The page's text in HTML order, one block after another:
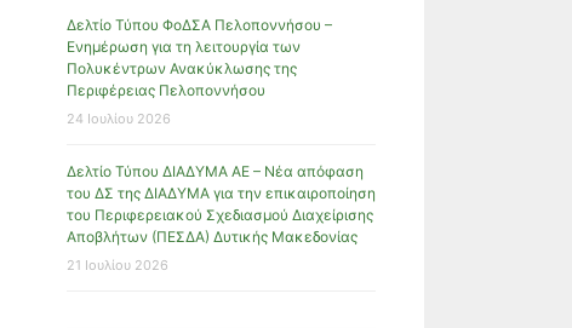
Δελτίο Τύπου ΦοΔΣΑ Πελοποννήσου –
Ενημέρωση για τη λειτουργία των
Πολυκέντρων Ανακύκλωσης της
Περιφέρειας Πελοποννήσου
24 Ιουλίου 2026
Δελτίο Τύπου ΔΙΑΔΥΜΑ ΑΕ – Νέα απόφαση
του ΔΣ της ΔΙΑΔΥΜΑ για την επικαιροποίηση
του Περιφερειακού Σχεδιασμού Διαχείρισης
Αποβλήτων (ΠΕΣΔΑ) Δυτικής Μακεδονίας
21 Ιουλίου 2026